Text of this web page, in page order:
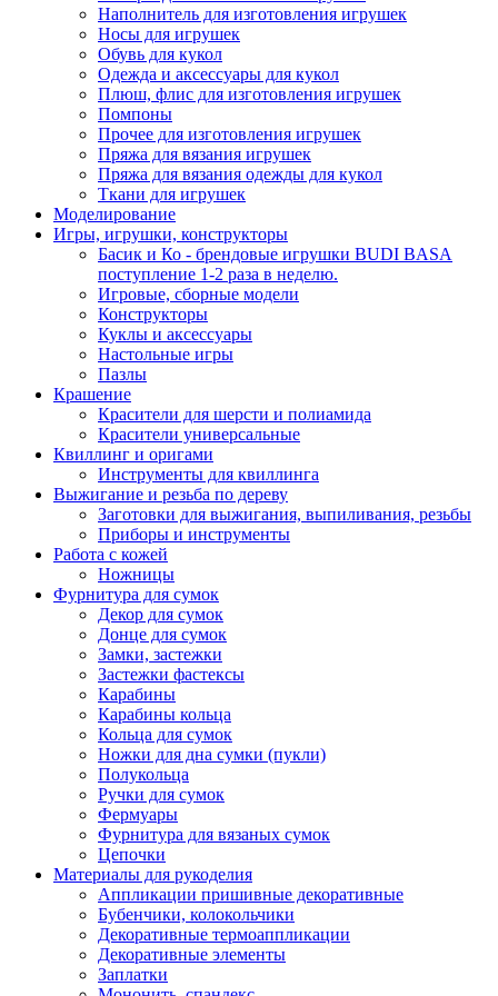
Наполнитель для изготовления игрушек
Носы для игрушек
Обувь для кукол
Одежда и аксессуары для кукол
Плюш, флис для изготовления игрушек
Помпоны
Прочее для изготовления игрушек
Пряжа для вязания игрушек
Пряжа для вязания одежды для кукол
Ткани для игрушек
Моделирование
Игры, игрушки, конструкторы
Басик и Ко - брендовые игрушки BUDI BASA
поступление 1-2 раза в неделю.
Игровые, сборные модели
Конструкторы
Куклы и аксессуары
Настольные игры
Пазлы
Крашение
Красители для шерсти и полиамида
Красители универсальные
Квиллинг и оригами
Инструменты для квиллинга
Выжигание и резьба по дереву
Заготовки для выжигания, выпиливания, резьбы
Приборы и инструменты
Работа с кожей
Ножницы
Фурнитура для сумок
Декор для сумок
Донце для сумок
Замки, застежки
Застежки фастексы
Карабины
Карабины кольца
Кольца для сумок
Ножки для дна сумки (пукли)
Полукольца
Ручки для сумок
Фермуары
Фурнитура для вязаных сумок
Цепочки
Материалы для рукоделия
Аппликации пришивные декоративные
Бубенчики, колокольчики
Декоративные термоаппликации
Декоративные элементы
Заплатки